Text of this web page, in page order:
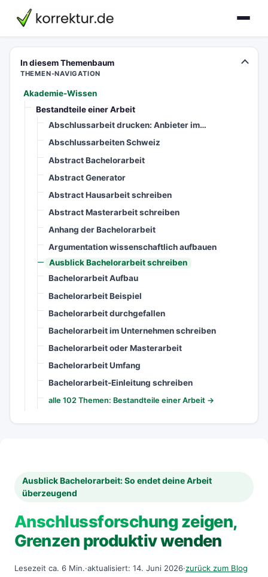
korrektur.de
In diesem Themenbaum
THEMEN-NAVIGATION
Akademie-Wissen
Bestandteile einer Arbeit
Abschlussarbeit drucken: Anbieter im…
Abschlussarbeiten Schweiz
Abstract Bachelorarbeit
Abstract Generator
Abstract Hausarbeit schreiben
Abstract Masterarbeit schreiben
Anhang der Bachelorarbeit
Argumentation wissenschaftlich aufbauen
Ausblick Bachelorarbeit schreiben
Bachelorarbeit Aufbau
Bachelorarbeit Beispiel
Bachelorarbeit durchgefallen
Bachelorarbeit im Unternehmen schreiben
Bachelorarbeit oder Masterarbeit
Bachelorarbeit Umfang
Bachelorarbeit-Einleitung schreiben
alle 102 Themen: Bestandteile einer Arbeit →
Ausblick Bachelorarbeit: So endet deine Arbeit
überzeugend
Anschlussforschung zeigen,
Grenzen produktiv wenden
Lesezeit ca. 6 Min.·aktualisiert: 14. Juni 2026·zurück zum Blog